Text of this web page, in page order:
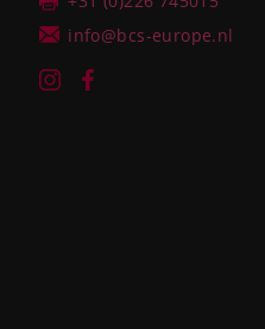
info@bcs-europe.nl